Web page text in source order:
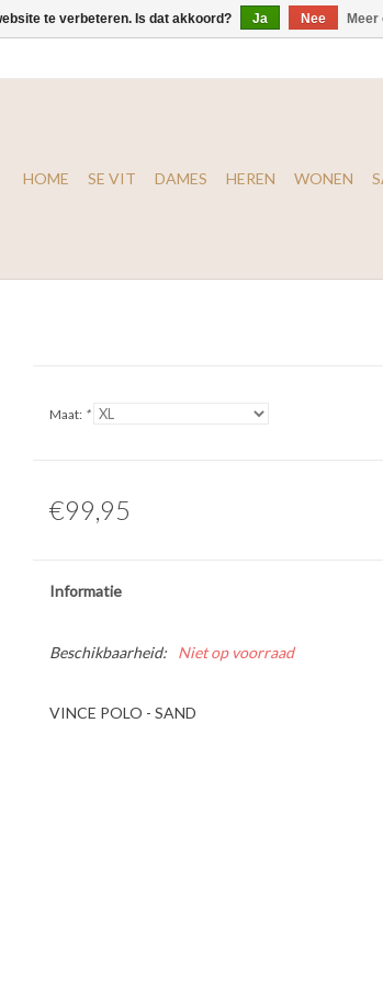
HOME SE VIT DAMES HEREN WONEN
Maat: *
€99,95
Informatie
Beschikbaarheid: Niet op voorraad
VINCE POLO - SAND
te verbeteren. Is dat akkoord? Ja Nee